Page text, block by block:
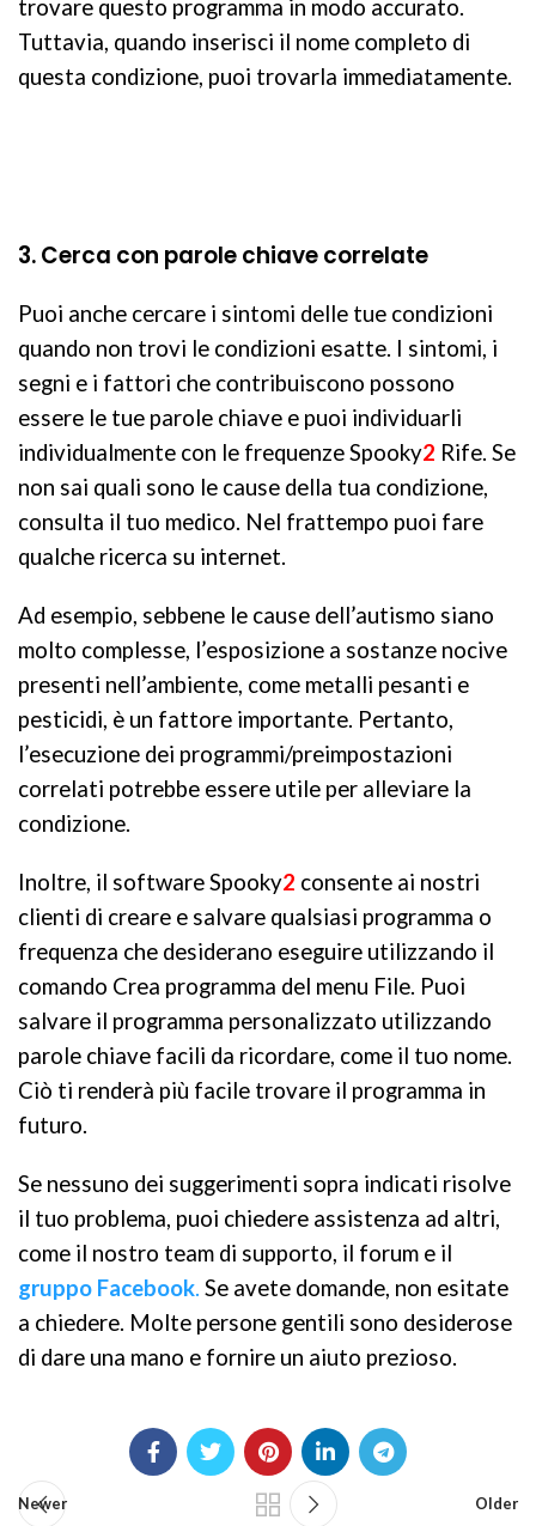
trovare questo programma in modo accurato.
Tuttavia, quando inserisci il nome completo di
questa condizione, puoi trovarla immediatamente.
3. Cerca con parole chiave correlate
Puoi anche cercare i sintomi delle tue condizioni
quando non trovi le condizioni esatte. I sintomi, i
segni e i fattori che contribuiscono possono
essere le tue parole chiave e puoi individuarli
individualmente con le frequenze Spooky2 Rife. Se
non sai quali sono le cause della tua condizione,
consulta il tuo medico. Nel frattempo puoi fare
qualche ricerca su internet.
Ad esempio, sebbene le cause dell’autismo siano
molto complesse, l’esposizione a sostanze nocive
presenti nell’ambiente, come metalli pesanti e
pesticidi, è un fattore importante. Pertanto,
l’esecuzione dei programmi/preimpostazioni
correlati potrebbe essere utile per alleviare la
condizione.
Inoltre, il software Spooky2 consente ai nostri
clienti di creare e salvare qualsiasi programma o
frequenza che desiderano eseguire utilizzando il
comando Crea programma del menu File. Puoi
salvare il programma personalizzato utilizzando
parole chiave facili da ricordare, come il tuo nome.
Ciò ti renderà più facile trovare il programma in
futuro.
Se nessuno dei suggerimenti sopra indicati risolve
il tuo problema, puoi chiedere assistenza ad altri,
come il nostro team di supporto, il forum e il
gruppo Facebook. Se avete domande, non esitate
a chiedere. Molte persone gentili sono desiderose
di dare una mano e fornire un aiuto prezioso.
Newer Older